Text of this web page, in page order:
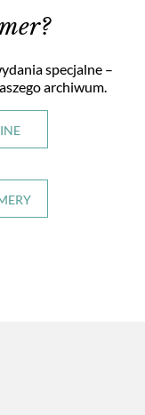
specjalne –
archiwum.